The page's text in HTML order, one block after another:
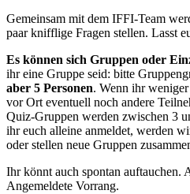
Gemeinsam mit dem IFFI-Team
paar knifflige Fragen stellen. Lasst
Es können sich Gruppen oder
ihr eine Gruppe seid: bitte
aber 5 Personen. Wenn ihr
vor Ort eventuell noch andere
Quiz-Gruppen werden zwischen 3
ihr euch alleine anmeldet, werden
oder stellen neue Gruppen
Ihr könnt auch spontan auftauchen.
Angemeldete Vorrang.